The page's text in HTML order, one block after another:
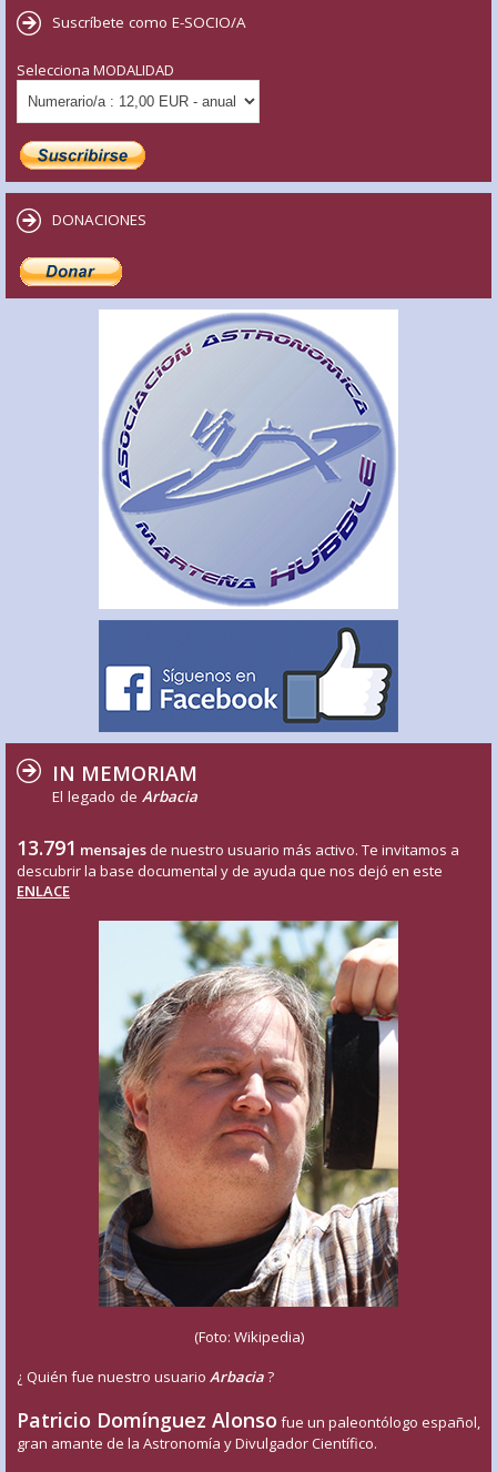
Suscríbete como E-SOCIO/A
Selecciona MODALIDAD
DONACIONES
IN MEMORIAM
El legado de Arbacia
13.791 mensajes de nuestro usuario más activo. Te invitamos a
descubrir la base documental y de ayuda que nos dejó en este
ENLACE
(Foto: Wikipedia)
¿ Quién fue nuestro usuario Arbacia?
Patricio Domínguez Alonso fue un paleontólogo español,
gran amante de la Astronomía y Divulgador Científico.